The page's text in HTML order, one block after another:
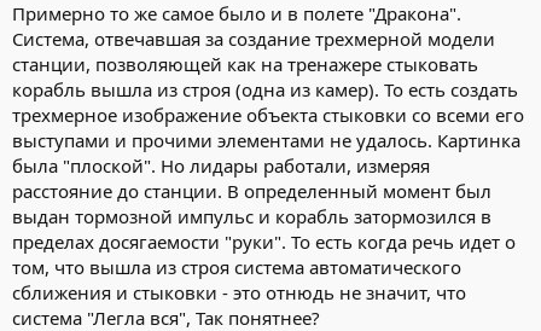
Примерно то же самое было и в полете "Дракона".
Система, отвечавшая за создание трехмерной модели
станции, позволяющей как на тренажере стыковать
корабль вышла из строя (одна из камер). То есть создать
трехмерное изображение объекта стыковки со всеми его
выступами и прочими элементами не удалось. Картинка
была "плоской". Но лидары работали, измеряя
расстояние до станции. В определенный момент был
выдан тормозной импульс и корабль затормозился в
пределах досягаемости "руки". То есть когда речь идет о
том, что вышла из строя система автоматического
сближения и стыковки - это отнюдь не значит, что
система "Легла вся", Так понятнее?